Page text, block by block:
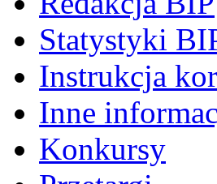
Statystyki
Instrukcja
Inne
Konkursy